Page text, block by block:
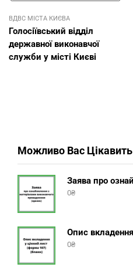
ВДВС МІСТА КИЄВА
Голосіївський відділ
державної виконавчої
служби у місті Києві
Можливо Вас Цікавить
0₴
0₴